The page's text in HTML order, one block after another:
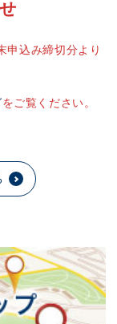
申込み締切分より
をご覧ください。